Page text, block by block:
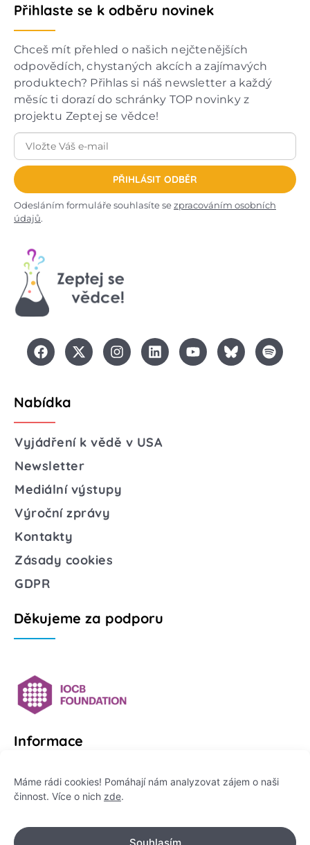
Máme rádi cookies! Pomáhají nám analyzovat zájem o naši
činnost. Více o nich zde.
Souhlasím
Přihlaste se k odběru novinek
Chceš mít přehled o našich nejčtenějších
odpovědích, chystaných akcích a zajímavých
produktech? Přihlas si náš newsletter a každý
měsíc ti dorazí do schránky TOP novinky z
projektu Zeptej se vědce!
PŘIHLÁSIT ODBĚR
Odesláním formuláře souhlasíte sezpracováním osobních
údajů.
Nabídka
Vyjádření k vědě v USA
Newsletter
Mediální výstupy
Výroční zprávy
Kontakty
Zásady cookies
GDPR
Děkujeme za podporu
Informace
Platformu Zeptej se vědce provozuje:
IČO: 178 47 389